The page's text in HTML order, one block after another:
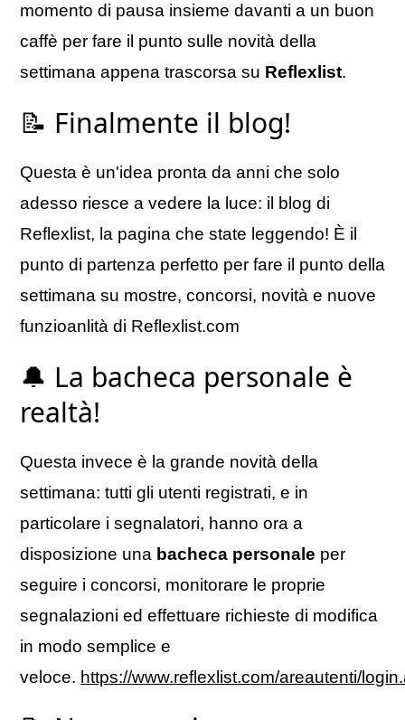
momento di pausa insieme davanti a un buon
caffè per fare il punto sulle novità della
settimana appena trascorsa su Reflexlist.
📝 Finalmente il blog!
Questa è un'idea pronta da anni che solo
adesso riesce a vedere la luce: il blog di
Reflexlist, la pagina che state leggendo! È il
punto di partenza perfetto per fare il punto della
settimana su mostre, concorsi, novità e nuove
funzioanlità di Reflexlist.com
🔔 La bacheca personale è
realtà!
Questa invece è la grande novità della
settimana: tutti gli utenti registrati, e in
particolare i segnalatori, hanno ora a
disposizione una bacheca personale per
seguire i concorsi, monitorare le proprie
segnalazioni ed effettuare richieste di modifica
in modo semplice e
veloce. https://www.reflexlist.com/areautenti/